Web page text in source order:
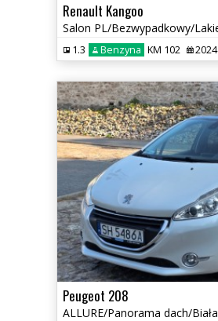
Renault Kangoo
1.3 Benzyna KM 102 2024
Peugeot 208